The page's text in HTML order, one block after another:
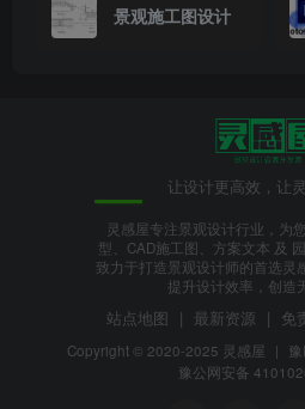
景观施工图设计
让设计更高效，让
灵感屋专注景观设计行业，为
型、CAD施工图、方案文本 及
致力于打造景观设计师的首选灵
提升设计效率，创造
站点地图 | 最新资源 | 免
Copyright © 2020-2025 灵感屋 |
豫公网安备